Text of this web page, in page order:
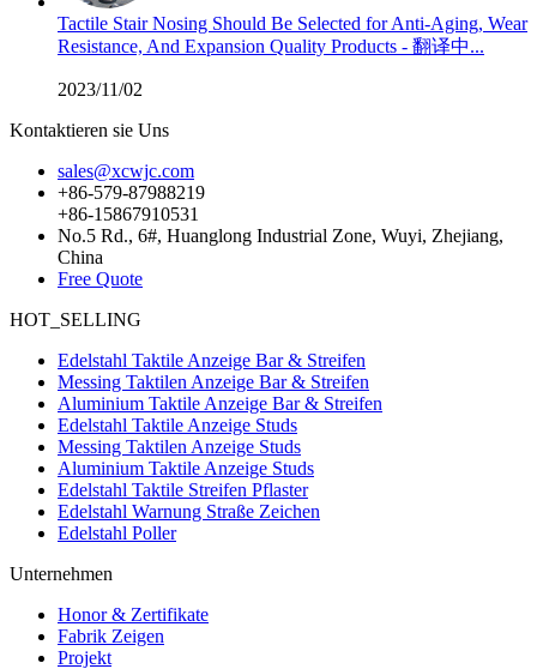
Tactile Stair Nosing Should Be Selected for Anti-Aging, Wear
Resistance, And Expansion Quality Products - 翻译中...
2023/11/02
Kontaktieren sie Uns
sales@xcwjc.com
+86-579-87988219
+86-15867910531
No.5 Rd., 6#, Huanglong Industrial Zone, Wuyi, Zhejiang,
China
Free Quote
HOT_SELLING
Edelstahl Taktile Anzeige Bar & Streifen
Messing Taktilen Anzeige Bar & Streifen
Aluminium Taktile Anzeige Bar & Streifen
Edelstahl Taktile Anzeige Studs
Messing Taktilen Anzeige Studs
Aluminium Taktile Anzeige Studs
Edelstahl Taktile Streifen Pflaster
Edelstahl Warnung Straße Zeichen
Edelstahl Poller
Unternehmen
Honor & Zertifikate
Fabrik Zeigen
Projekt